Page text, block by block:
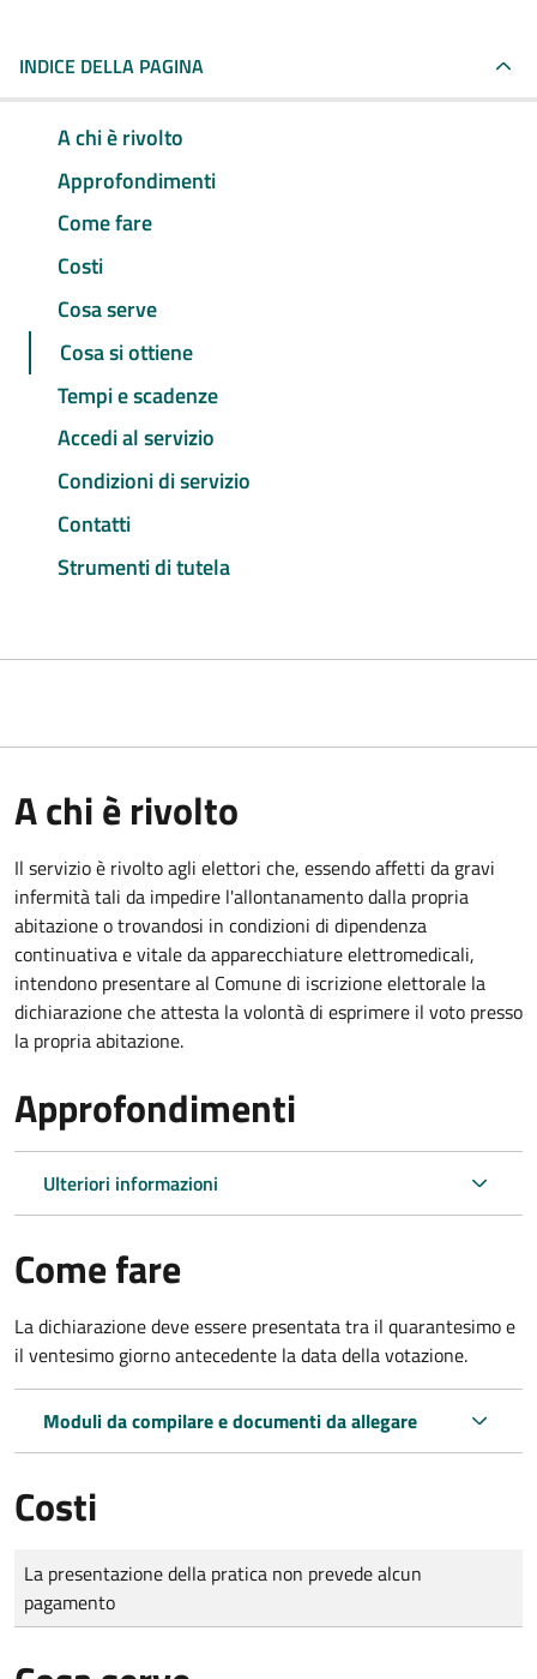
INDICE DELLA PAGINA
A chi è rivolto
Approfondimenti
Come fare
Costi
Cosa serve
Cosa si ottiene
Tempi e scadenze
Accedi al servizio
Condizioni di servizio
Contatti
Strumenti di tutela
A chi è rivolto
Il servizio è rivolto agli elettori che, essendo affetti da gravi
infermità tali da impedire l'allontanamento dalla propria
abitazione o trovandosi in condizioni di dipendenza
continuativa e vitale da apparecchiature elettromedicali,
intendono presentare al Comune di iscrizione elettorale la
dichiarazione che attesta la volontà di esprimere il voto presso
la propria abitazione.
Approfondimenti
Ulteriori informazioni
Come fare
La dichiarazione deve essere presentata tra il quarantesimo e
il ventesimo giorno antecedente la data della votazione.
Moduli da compilare e documenti da allegare
Costi
Tipo di pagamento
Importo
La presentazione della pratica non prevede alcun
pagamento